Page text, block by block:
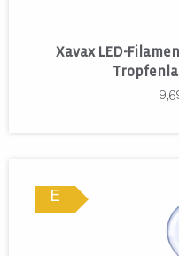
Xavax LED-
E